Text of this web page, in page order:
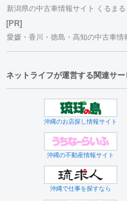
新潟県の中古車情報サイト くるまる
[PR]
愛媛・香川・徳島・高知の中古車情
ネットライフが運営する関連サー
沖縄のお店探し情報サイト
沖縄の不動産情報サイト
沖縄で仕事を探すなら